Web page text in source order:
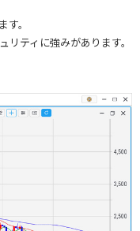
。
ティに強みがあります。